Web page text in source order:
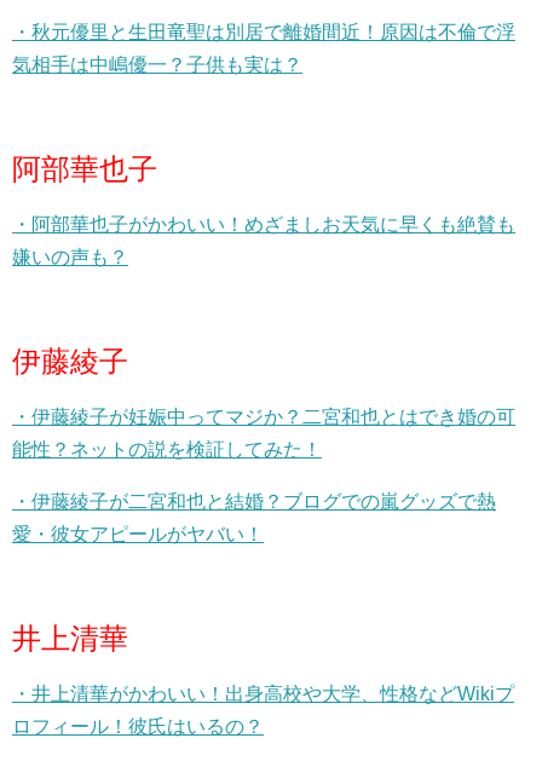
・秋元優里と生田竜聖は別居で離婚間近！原因は不倫で浮
気相手は中嶋優一？子供も実は？
阿部華也子
・阿部華也子がかわいい！めざましお天気に早くも絶賛も
嫌いの声も？
伊藤綾子
・伊藤綾子が妊娠中ってマジか？二宮和也とはでき婚の可
能性？ネットの説を検証してみた！
・伊藤綾子が二宮和也と結婚？ブログでの嵐グッズで熱
愛・彼女アピールがヤバい！
井上清華
・井上清華がかわいい！出身高校や大学、性格などWikiプ
ロフィール！彼氏はいるの？